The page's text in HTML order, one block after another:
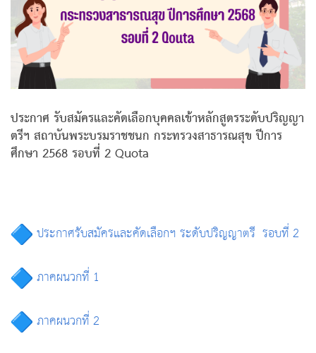
ประกาศ รับสมัครและคัดเลือกบุคคลเข้าหลักสูตรระดับปริญญา
ตรีฯ สถาบันพระบรมราชชนก กระทรวงสาธารณสุข ปีการ
ศึกษา 2568 รอบที่ 2 Quota
ประกาศรับสมัครและคัดเลือกฯ ระดับปริญญาตรี รอบที่ 2
ภาคผนวกที่ 1
ภาคผนวกที่ 2